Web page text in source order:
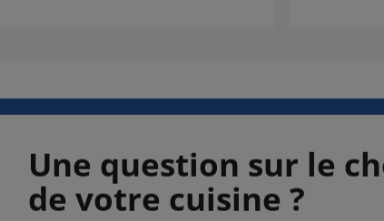
Une question sur le
de votre cuisine ?